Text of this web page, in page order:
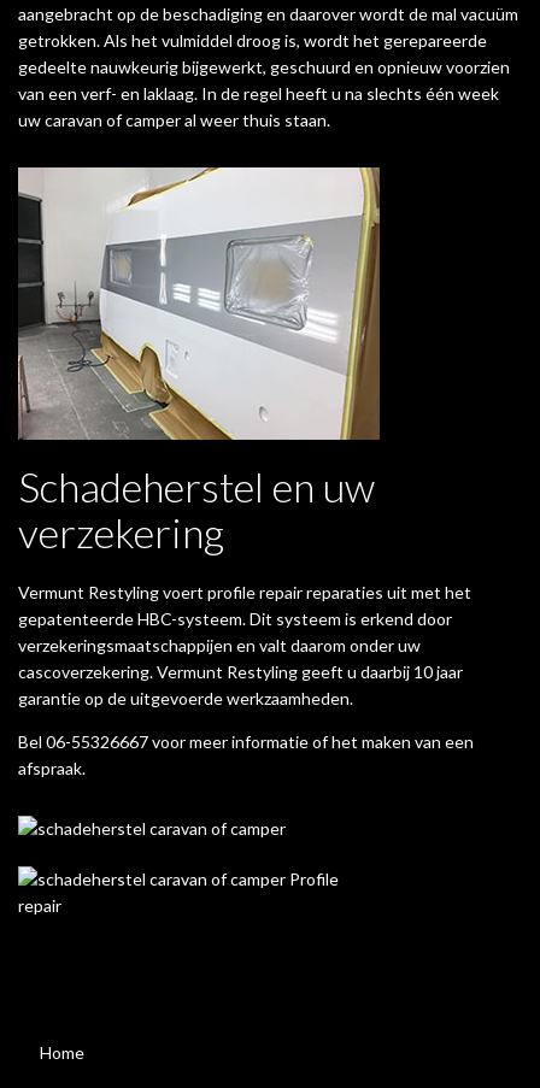
aangebracht op de beschadiging en daarover wordt de mal vacuüm
getrokken. Als het vulmiddel droog is, wordt het gerepareerde
gedeelte nauwkeurig bijgewerkt, geschuurd en opnieuw voorzien
van een verf- en laklaag. In de regel heeft u na slechts één week
uw caravan of camper al weer thuis staan.
Schadeherstel en uw
verzekering
Vermunt Restyling voert profile repair reparaties uit met het
gepatenteerde HBC-systeem. Dit systeem is erkend door
verzekeringsmaatschappijen en valt daarom onder uw
cascoverzekering. Vermunt Restyling geeft u daarbij 10 jaar
garantie op de uitgevoerde werkzaamheden.
Bel 06-55326667 voor meer informatie of het maken van een
afspraak.
Home